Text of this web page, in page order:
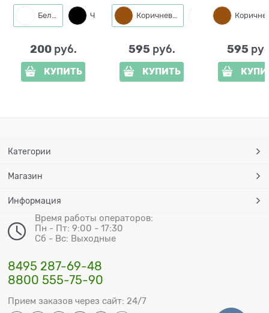
Белый
200 руб.
КУПИТЬ
Коричневый
595 руб.
КУПИТЬ
595
Категории
Магазин
Информация
Время работы операторов:
Пн - Пт: 9:00 - 17:30
Сб - Вс: Выходные
8495 287-69-48
8800 555-75-90
Прием заказов через сайт: 24/7